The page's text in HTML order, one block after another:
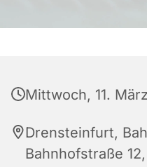
Mittwoch, 11.
Drensteinfurt,
Bahnhofstraße